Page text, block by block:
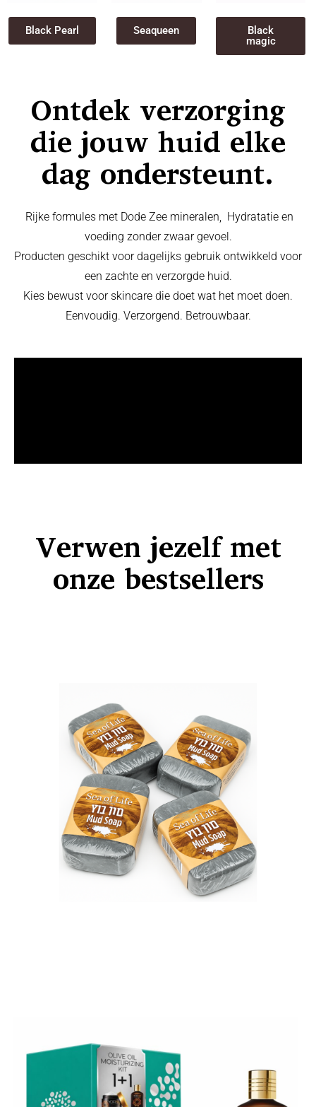
Black Pearl Seaqueen
Black
magic
Ontdek verzorging
die jouw huid elke
dag ondersteunt.
Rijke formules met Dode Zee mineralen, Hydratatie en
voeding zonder zwaar gevoel.
Producten geschikt voor dagelijks gebruik ontwikkeld voor
een zachte en verzorgde huid.
Kies bewust voor skincare die doet wat het moet doen.
Eenvoudig. Verzorgend. Betrouwbaar.
Verwen jezelf met
onze bestsellers